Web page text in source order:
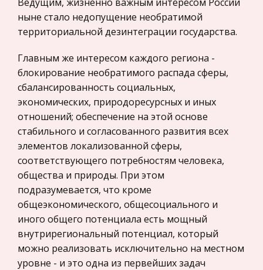
Законодательство и право
Прокурорский надзор
Геология
Административное право
Историческая личность
Банковское дело и кредитование
Архитектура
Искусство
Конституционное (государственное) право
России
Экономико-математическое
моделирование
Право
Компьютеры и периферийные устройства
Налоговая система в РФ
день оказалась, пожалуй, главным предметом
дискуссий о путях и методах реформирования,
равно как и острой критики, этим и
определяется актуальность выбранной те
Товароведная характеристика молочных
консервов
Главной причиной порчи молока является
присутствие в нем микроорганизмов. Поэтому
основная задача при консервации молока и
молочных продуктов – прекращение
жизнедеятельности микроорганизмов. При
прои
ныне стало недопущение необратимой
территориальной дезинтеграции государства.
Главным же интересом каждого региона -
блокирование необратимого распада сферы,
сбалансированность социальных,
экономических, природоресурсных и иных
отношений; обеспечение на этой основе
стабильного и согласованного развития всех
элементов локализованной сферы,
соответствующего потребностям человека,
общества и природы. При этом
подразумевается, что кроме
общеэкономического, общесоциального и
иного общего потенциала есть мощный
внутрирегиональный потенциал, который
можно реализовать исключительно на местном
уровне - и это одна из первейших задач